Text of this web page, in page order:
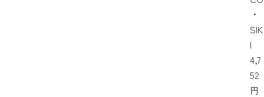
・
SIK
I
4,7
52
円